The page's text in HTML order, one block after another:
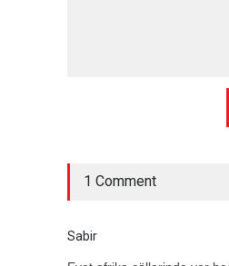
1 Comment
Sabir